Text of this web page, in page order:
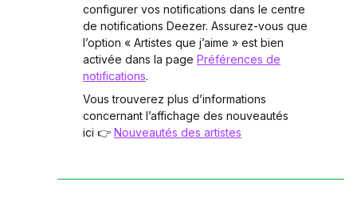
configurer vos notifications dans le centre
de notifications Deezer. Assurez-vous que
l’option « Artistes que j’aime » est bien
activée dans la page Préférences de
notifications.
Vous trouverez plus d’informations
concernant l’affichage des nouveautés
ici 👉 Nouveautés des artistes